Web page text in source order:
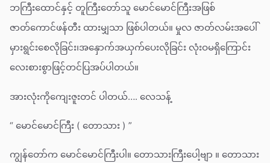
ဘကြီးထောင်နှင့် တူကြီးတော်သူ မောင်မောင်ကြီးအဖြစ်
ဇာတ်ကောင်ဖန်တီး ထားမျှသာ ဖြစ်ပါတယ်။ မှုလ ဇာတ်လမ်းအပေါ်
မှားရွင်းစေလိုခြင်း၊အနှောက်အယှက်ပေးလိုခြင်း လုံးဝမရှိကြောင်း
လေးစားစွာဖြင့်တင်ပြအပ်ပါတယ်။
အားလုံးကိုကျေးဇူးတင် ပါတယ်…. လေသန့်
“ မောင်မောင်ကြီး ( တောသား ) ”
ကျွန်တော်က မောင်မောင်ကြီးပါ။ တောသားကြီးပေါ့ဗျာ ။ တောသား